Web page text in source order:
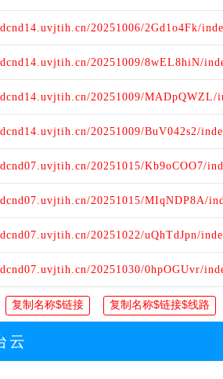
20251006/2Gd1o4Fk/
20251009/8wEL8hiN/
20251009/MADpQWZL/
20251009/BuV042s2/
20251015/Kb9oCOO7/
20251015/MIqNDP8A/
20251022/uQhTdJpn/
20251030/0hpOGUvr/
云